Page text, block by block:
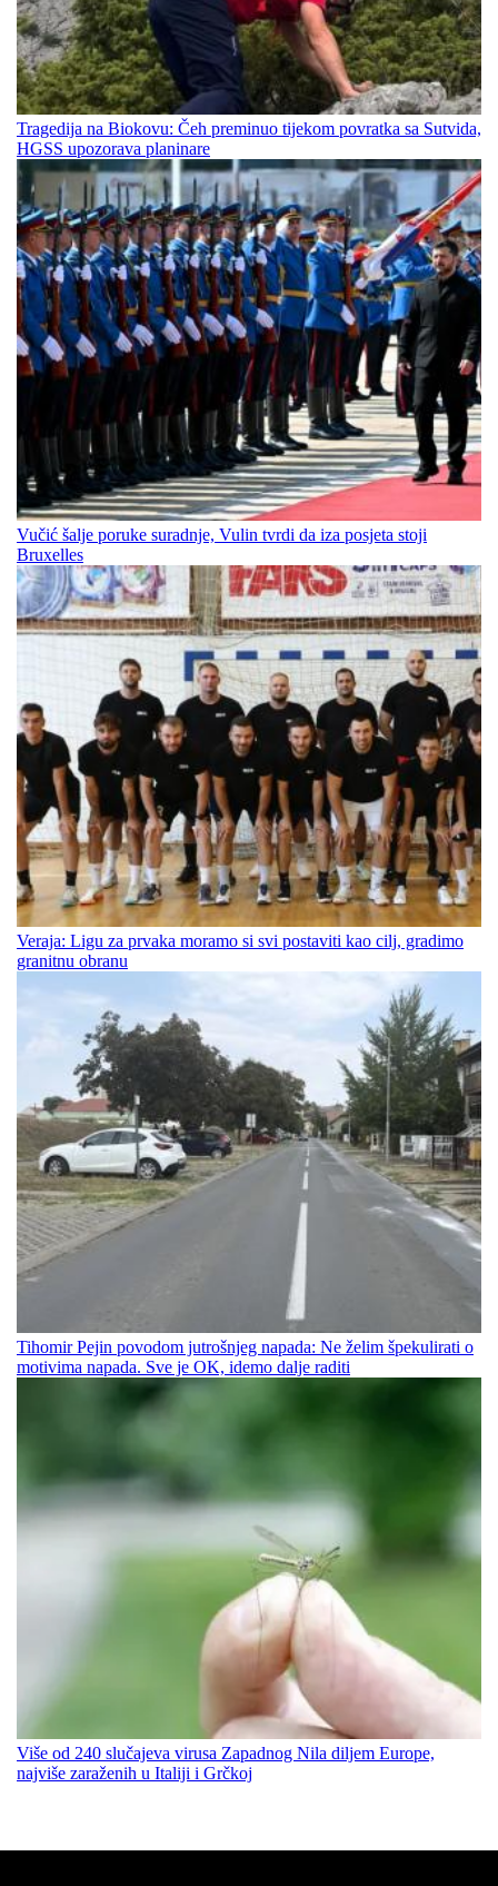
Tragedija na Biokovu: Čeh preminuo tijekom povratka sa Sutvida,
HGSS upozorava planinare
Vučić šalje poruke suradnje, Vulin tvrdi da iza posjeta stoji
Bruxelles
Veraja: Ligu za prvaka moramo si svi postaviti kao cilj, gradimo
granitnu obranu
Tihomir Pejin povodom jutrošnjeg napada: Ne želim špekulirati o
motivima napada. Sve je OK, idemo dalje raditi
Više od 240 slučajeva virusa Zapadnog Nila diljem Europe,
najviše zaraženih u Italiji i Grčkoj